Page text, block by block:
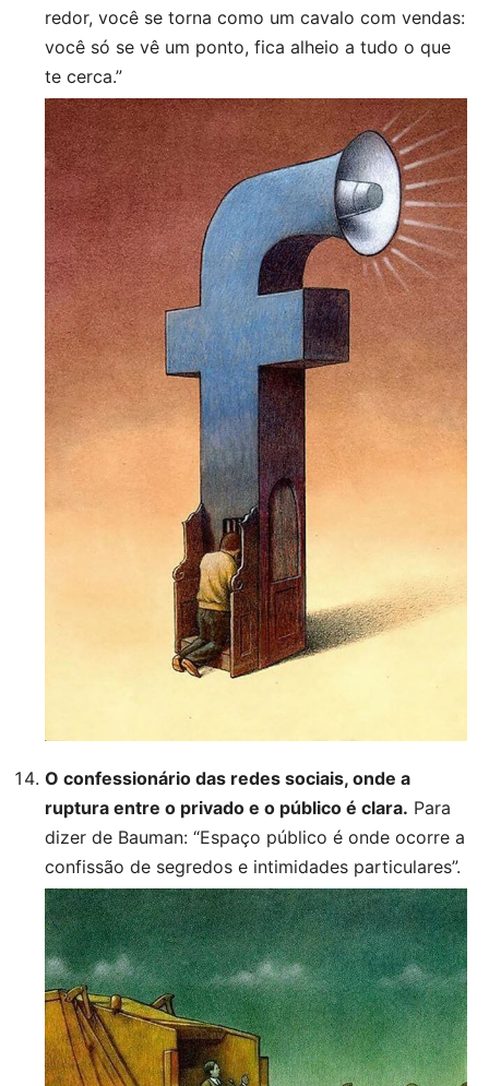
redor, você se torna como um cavalo com vendas:
você só se vê um ponto, fica alheio a tudo o que
te cerca.”
O confessionário das redes sociais, onde a
ruptura entre o privado e o público é clara. Para
dizer de Bauman: “Espaço público é onde ocorre a
confissão de segredos e intimidades particulares”.